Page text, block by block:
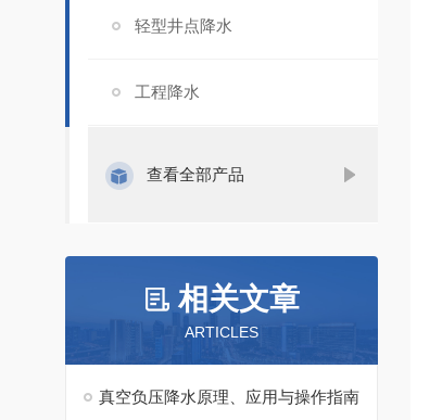
轻型井点降水
工程降水
查看全部产品
相关文章
ARTICLES
真空负压降水原理、应用与操作指南